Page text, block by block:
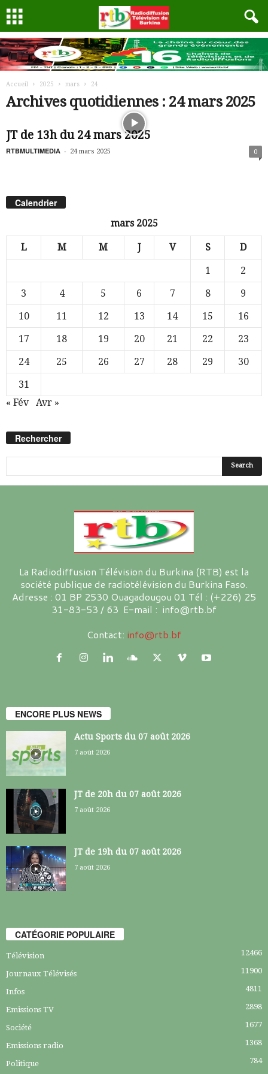
Accueil 2025 mars 24
Archives quotidiennes : 24 mars 2025
JT de 13h du 24 mars 2025
RTBMULTIMEDIA - 24 mars 2025 0
Calendrier
mars 2025
L M M J V S D
1
2
3
4 5 6 7 8
9
10
11 12 13 14 15
16
17
18 19 20 21 22
23
24
25 26 27 28 29
30
31
« Fév
Avr »
Rechercher
La Radiodiffusion Télévision du Burkina (RTB) est la
société publique de radiotélévision du Burkina Faso.
Adresse : 01 BP 2530 Ouagadougou 01 Tél : (+226) 25
31-83-53 / 63 E-mail : info@rtb.bf
Contact: info@rtb.bf
ENCORE PLUS NEWS
Actu Sports du 07 août 2026
7 août 2026
JT de 20h du 07 août 2026
7 août 2026
JT de 19h du 07 août 2026
7 août 2026
CATÉGORIE POPULAIRE
Télévision 12466
Journaux Télévisés 11900
Infos 4811
Emissions TV 2898
Société 1677
Emissions radio 1368
Politique 784